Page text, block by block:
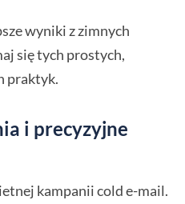
wyniki z zimnych
się tych prostych,
praktyk.
i precyzyjne
kampanii cold e-mail.